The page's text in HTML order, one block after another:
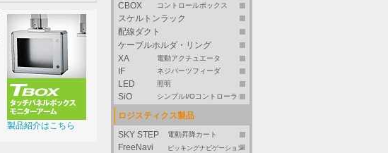
製品紹介はこちら
CBOX
コントロールボックス
スケルトンラック
配線ダクト
ケーブルホルダ・リング
XA
電動アクチュエータ
IF ネジパーツフィーダ
LED 照明
SiO シンプルI/Oコントローラ
ロジスティクス製品
SKY STEP
電動昇降カート
FreeNavi ピッキングナビゲーション